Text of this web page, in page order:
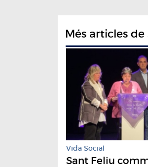
Més articles
Vida Social
Sant Feliu